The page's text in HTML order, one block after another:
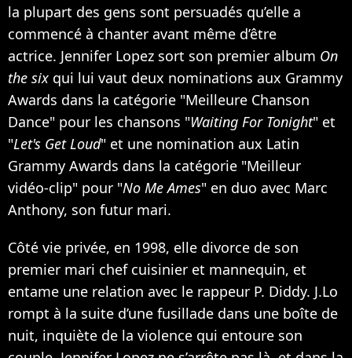
la plupart des gens sont persuadés qu’elle a
commencé à chanter avant même d’être
actrice. Jennifer Lopez sort son premier album On
the six qui lui vaut deux nominations aux Grammy
Awards dans la catégorie "Meilleure Chanson
Dance" pour les chansons "Waiting For Tonight" et
"Let's Get Loud" et une nomination aux Latin
Grammy Awards dans la catégorie "Meilleur
vidéo-clip" pour "No Me Ames" en duo avec Marc
Anthony, son futur mari.
Côté vie privée, en 1998, elle divorce de son
premier mari chef cuisinier et mannequin, et
entame une relation avec le rappeur P. Diddy. J.Lo
rompt à la suite d’une fusillade dans une boîte de
nuit, inquiète de la violence qui entoure son